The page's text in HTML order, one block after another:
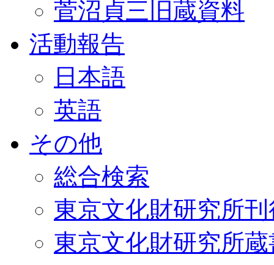
菅沼貞三旧蔵資料
活動報告
日本語
英語
その他
総合検索
東京文化財研究所
東京文化財研究所